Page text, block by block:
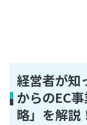
経営者が知
からのEC
略」を解説